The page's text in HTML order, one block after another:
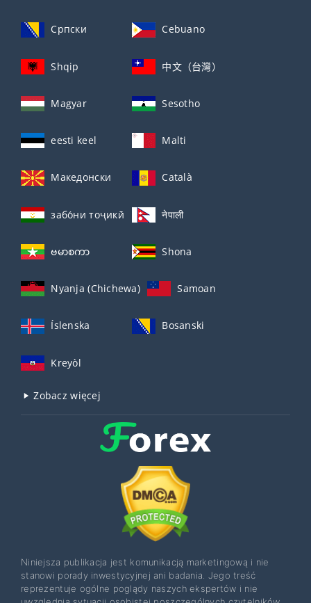
Српски Cebuano
Shqip 中文（台灣）
Magyar Sesotho
eesti keel Malti
Македонски Català
забо́ни тоҷикӣ́ नेपाली
ဗမာစကာ Shona
Nyanja (Chichewa) Samoan
Íslenska Bosanski
Kreyòl
Zobacz więcej
Niniejsza publikacja jest komunikacją marketingową i nie
stanowi porady inwestycyjnej ani badania. Jego treść
reprezentuje ogólne poglądy naszych ekspertów i nie